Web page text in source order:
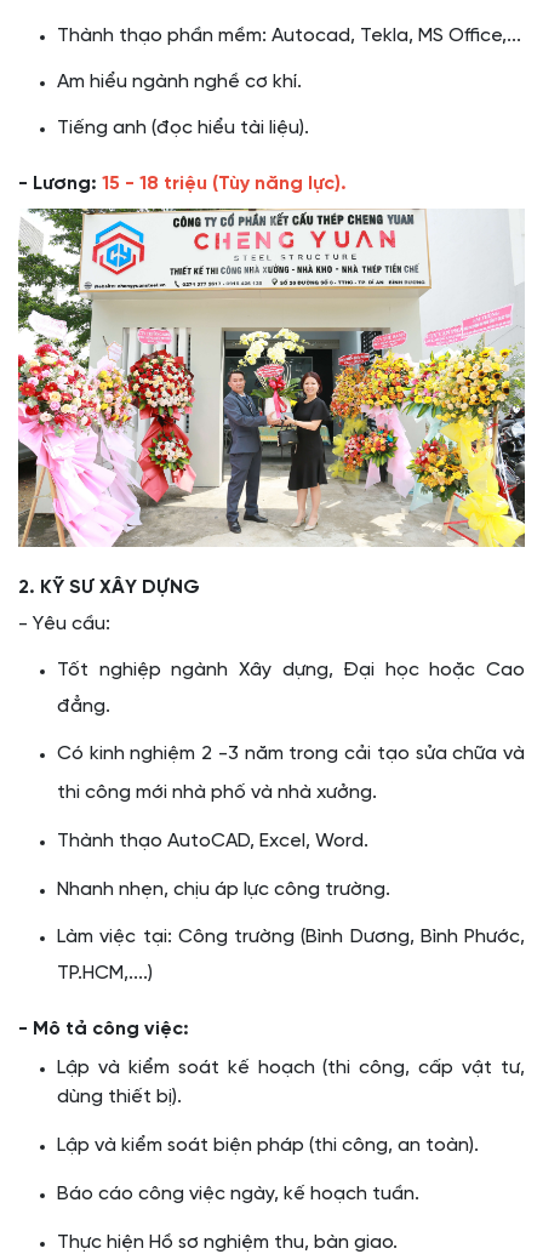
Thành thạo phần mềm: Autocad, Tekla, MS Office,...
Am hiểu ngành nghề cơ khí.
Tiếng anh (đọc hiểu tài liệu).
- Lương: 15 - 18 triệu (Tùy năng lực).
2. KỸ SƯ XÂY DỰNG
- Yêu cầu:
Tốt nghiệp ngành Xây dựng, Đại học hoặc Cao
đẳng.
Có kinh nghiệm 2 -3 năm trong cải tạo sửa chữa và
thi công mới nhà phố và nhà xưởng.
Thành thạo AutoCAD, Excel, Word.
Nhanh nhẹn, chịu áp lực công trường.
Làm việc tại: Công trường (Bình Dương, Bình Phước,
TP.HCM,....)
- Mô tả công việc:
Lập và kiểm soát kế hoạch (thi công, cấp vật tư,
dùng thiết bị).
Lập và kiểm soát biện pháp (thi công, an toàn).
Báo cáo công việc ngày, kế hoạch tuần.
Thực hiện Hồ sơ nghiệm thu, bàn giao.